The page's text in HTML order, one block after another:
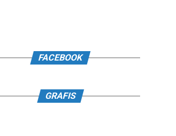
FACEBOOK
GRAFIS